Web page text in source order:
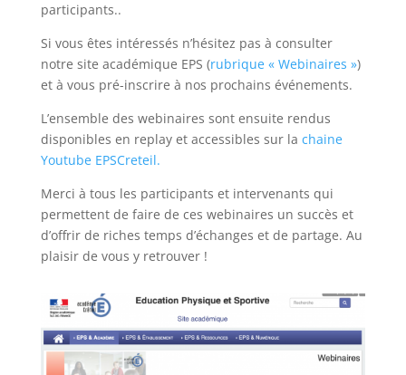
participants..
Si vous êtes intéressés n’hésitez pas à consulter
notre site académique EPS (rubrique « Webinaires »)
et à vous pré-inscrire à nos prochains événements.
L’ensemble des webinaires sont ensuite rendus
disponibles en replay et accessibles sur la chaine
Youtube EPSCreteil.
Merci à tous les participants et intervenants qui
permettent de faire de ces webinaires un succès et
d’offrir de riches temps d’échanges et de partage. Au
plaisir de vous y retrouver !